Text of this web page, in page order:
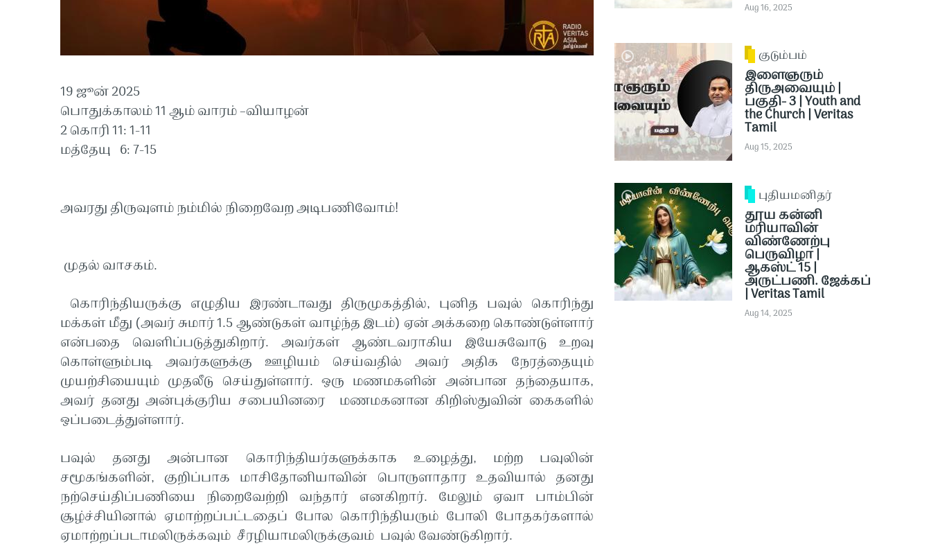
19 ஜூன் 2025
பொதுக்காலம் 11 ஆம் வாரம் –வியாழன்
2 கொரி 11: 1-11
மத்தேயு 6: 7-15
அவரது திருவுளம் நம்மில் நிறைவேற அடிபணிவோம்!
முதல் வாசகம்.
கொரிந்தியருக்கு எழுதிய இரண்டாவது திருமுகத்தில், புனித பவுல் கொரிந்து
மக்கள் மீது (அவர் சுமார் 1.5 ஆண்டுகள் வாழ்ந்த இடம்) ஏன் அக்கறை கொண்டுள்ளார்
என்பதை வெளிப்படுத்துகிறார். அவர்கள் ஆண்டவராகிய இயேசுவோடு உறவு
கொள்ளும்படி அவர்களுக்கு ஊழியம் செய்வதில் அவர் அதிக நேரத்தையும்
முயற்சியையும் முதலீடு செய்துள்ளார். ஒரு மணமகளின் அன்பான தந்தையாக,
அவர் தனது அன்புக்குரிய சபையினரை மணமகனான கிறிஸ்துவின் கைகளில்
ஒப்படைத்துள்ளார்.
பவுல் தனது அன்பான கொரிந்தியர்களுக்காக உழைத்து, மற்ற பவுலின்
சமூகங்களின், குறிப்பாக மாசிதோனியாவின் பொருளாதார உதவியால் தனது
நற்செய்திப்பணியை நிறைவேற்றி வந்தார் எனகிறார். மேலும் ஏவா பாம்பின்
சூழ்ச்சியினால் ஏமாற்றப்பட்டதைப் போல கொரிந்தியரும் போலி போதகர்களால்
ஏமாற்றப்படாமலிருக்கவும் சீரழியாமலிருக்குவம் பவுல் வேண்டுகிறார்.
Aug 16, 2025
குடும்பம்
இளைஞரும்
திருஅவையும் |
பகுதி- 3 | Youth and
the Church | Veritas
Tamil
Aug 15, 2025
புதியமனிதர்
தூய கன்னி
மரியாவின்
விண்ணேற்பு
பெருவிழா |
ஆகஸ்ட் 15 |
அருட்பணி. ஜேக்கப்
| Veritas Tamil
Aug 14, 2025